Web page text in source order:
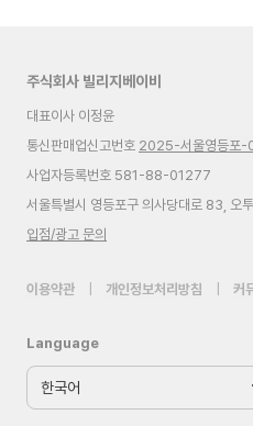
주식회사 빌리지베이비
대표이사 이정윤
통신판매업신고번호 2025-서울영등포-
사업자등록번호 581-88-01277
서울특별시 영등포구 의사당대로 83, 오
입점/광고 문의
이용약관 개인정보처리방침 커
Language